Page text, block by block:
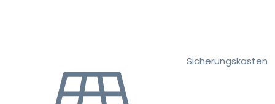
Sicherungskasten